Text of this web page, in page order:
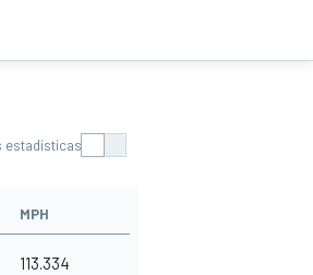
estadísticas
MPH
113.334